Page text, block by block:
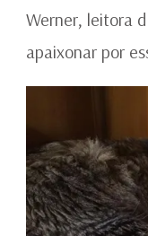
Werner, leitora
apaixonar por